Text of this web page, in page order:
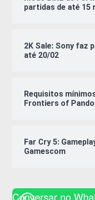
partidas de até 15
2K Sale: Sony faz
até 20/02
Requisitos
Frontiers of
Far Cry 5:
Gamescom
Conversar no